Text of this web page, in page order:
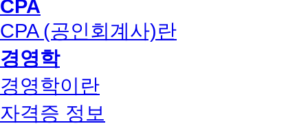
CPA
CPA (공인회계사)란
경영학
경영학이란
자격증 정보